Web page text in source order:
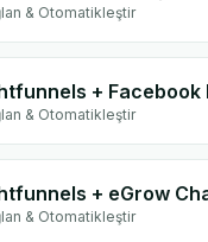
& Otomatikleştir
+ Facebook
& Otomatikleştir
& Otomatikleştir